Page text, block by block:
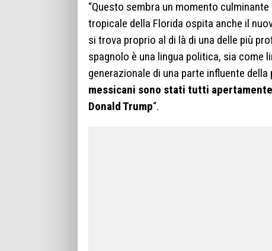
“Questo sembra un momento
tropicale della Florida ospita anche il
si trova proprio al di là di una delle più
spagnolo è una lingua politica, sia come
generazionale di una parte influente della
messicani sono stati tutti
Donald Trump“.